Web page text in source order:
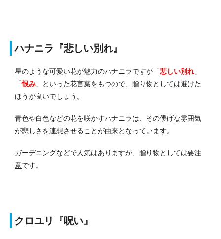
ハナニラ『悲しい別れ』
星のような可愛い花が魅力のハナニラですが「悲しい別れ 」
「恨み 」といった花言葉をもつので、贈り物としては避けた
ほうが良いでしょう。
青色や白色などの花を咲かすハナニラは、その儚げな雰囲気
が悲しさを連想させることが由来となっています。
ガーデニングなどで人気はありますが、贈り物としては要注
意です。
クロユリ『呪い』